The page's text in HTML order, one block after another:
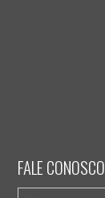
FALE CONOSCO